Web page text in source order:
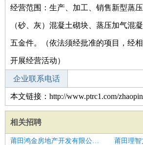
独资)
经营范围：生产、加工、销售新型蒸
（砂、灰）混凝土砌块、蒸压加气混
五金件。（依法须经批准的项目，经
开展经营活动）
企业联系电话
本文链接：http://www.ptrc1.com/
相关招聘
莆田鸿金房地产开发有限公司招聘整形护士